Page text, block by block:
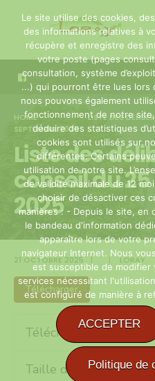
Skip
content
HOME
LISTE DES
SEPTEMBRE 2025
Liste des
conseil du
2025
21 OCTOBRE 2025 | | LORAY
Télécharger
Télécharger
Taille du fichier
for:
Le site utilise des cookies,
des informations relatives à
récupère et enregistre des
votre poste (pages
consultation, système
...) qui pourront être lues lors
nous pouvons également
fonctionnement de notre
déduire des statistiques
cookies sont utilisés sur
différentes. Certains
utilisation de notre site.
de validité maximale de 12
choisir de désactiver ces
manières : - Depuis le site, en
le bandeau d'information
apparaître lors de votre
navigateur Internet. Nous
est susceptible de modifier
services nécessitant
est configuré de manière à
ACCEPTER
Politique de